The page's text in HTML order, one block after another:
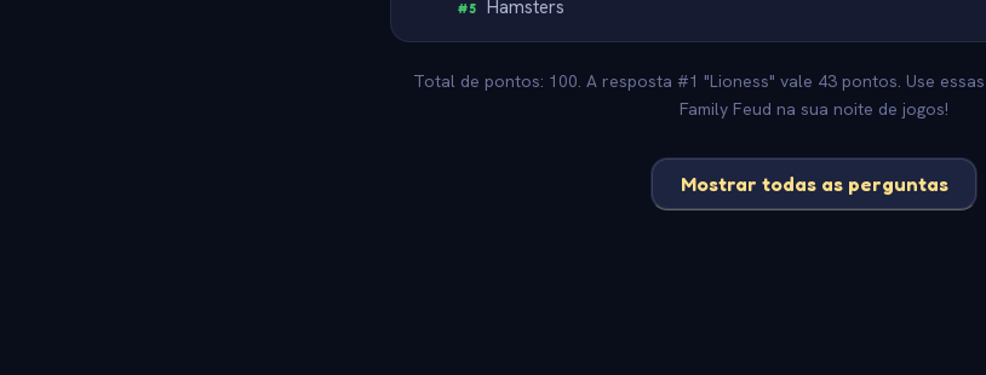
#5 Hamsters
Total de pontos: 100. A resposta #1 "Lioness" vale 43 pontos. Use
Family Feud na sua noite de jogos!
Mostrar todas as perguntas